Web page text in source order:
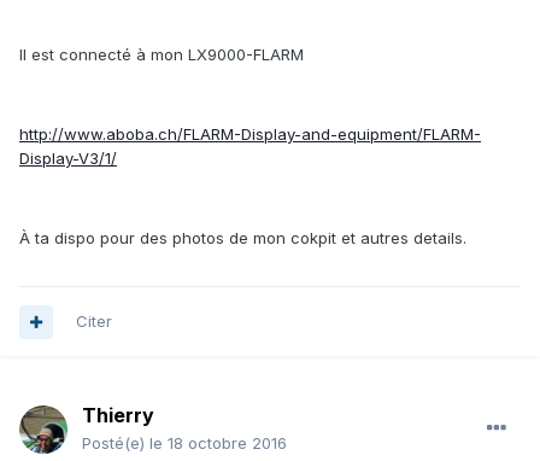
Il est connecté à mon LX9000-FLARM
http://www.aboba.ch/FLARM-Display-and-equipment/FLARM-
Display-V3/1/
À ta dispo pour des photos de mon cokpit et autres details.
Citer
Thierry
Posté(e) le 18 octobre 2016